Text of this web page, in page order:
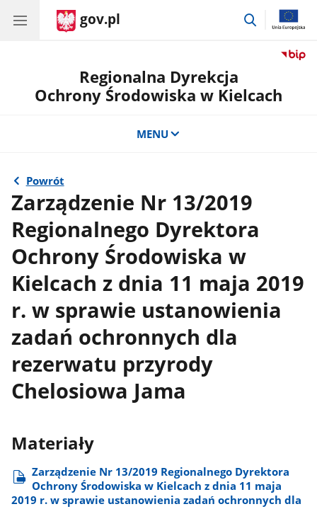
gov.pl
przejdź
Regionalna Dyrekcja
Ochrony Środowiska w Kielcach
MENU
Powrót
Zarządzenie Nr 13/2019
Regionalnego Dyrektora
Ochrony Środowiska w
Kielcach z dnia 11 maja 2019
r. w sprawie ustanowienia
zadań ochronnych dla
rezerwatu przyrody
Chelosiowa Jama
Materiały
Zarządzenie Nr 13/2019 Regionalnego Dyrektora
Ochrony Środowiska w Kielcach z dnia 11 maja
2019 r. w sprawie ustanowienia zadań ochronnych dla